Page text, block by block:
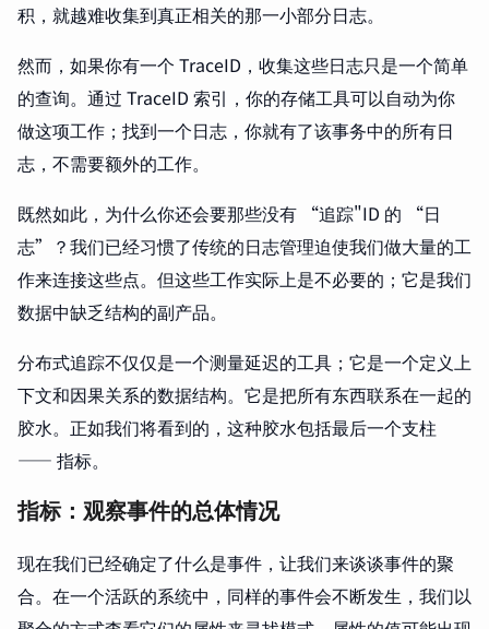
积，就越难收集到真正相关的那一小部分日志。
然而，如果你有一个 TraceID，收集这些日志只是一个简单
的查询。通过 TraceID 索引，你的存储工具可以自动为你
做这项工作；找到一个日志，你就有了该事务中的所有日
志，不需要额外的工作。
既然如此，为什么你还会要那些没有 “追踪"ID 的 “日
志”？我们已经习惯了传统的日志管理迫使我们做大量的工
作来连接这些点。但这些工作实际上是不必要的；它是我们
数据中缺乏结构的副产品。
分布式追踪不仅仅是一个测量延迟的工具；它是一个定义上
下文和因果关系的数据结构。它是把所有东西联系在一起的
胶水。正如我们将看到的，这种胶水包括最后一个支柱
—— 指标。
指标：观察事件的总体情况
现在我们已经确定了什么是事件，让我们来谈谈事件的聚
合。在一个活跃的系统中，同样的事件会不断发生，我们以